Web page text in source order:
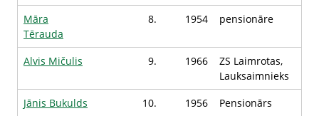
Māra
Tērauda
8. 1954 pensionāre
Alvis Mičulis 9. 1966
ZS Laimrotas,
Lauksaimnieks
Jānis Bukulds
10. 1956 Pensionārs